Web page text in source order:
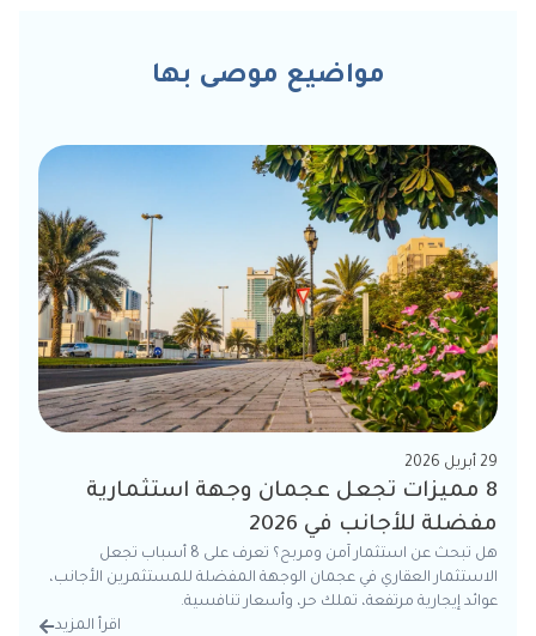
مواضيع موصى بها
29 أبريل 2026
8 مميزات تجعل عجمان وجهة استثمارية
مفضلة للأجانب في 2026
هل تبحث عن استثمار آمن ومربح؟ تعرف على 8 أسباب تجعل
الاستثمار العقاري في عجمان الوجهة المفضلة للمستثمرين الأجانب،
عوائد إيجارية مرتفعة، تملك حر، وأسعار تنافسية.
اقرأ المزيد